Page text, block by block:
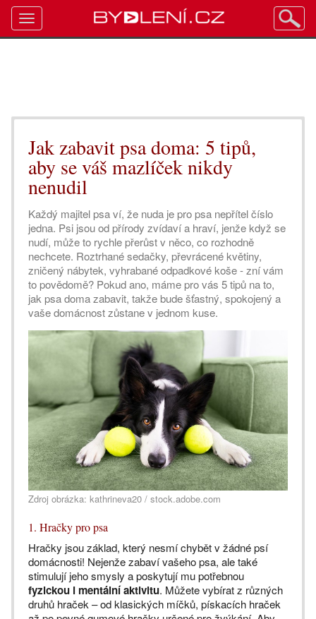
Jak zabavit psa doma: 5 tipů,
aby se váš mazlíček nikdy
nenudil
Každý majitel psa ví, že nuda je pro psa nepřítel číslo
jedna. Psi jsou od přírody zvídaví a hraví, jenže když se
nudí, může to rychle přerůst v něco, co rozhodně
nechcete. Roztrhané sedačky, převrácené květiny,
zničený nábytek, vyhrabané odpadkové koše - zní vám
to povědomě? Pokud ano, máme pro vás 5 tipů na to,
jak psa doma zabavit, takže bude šťastný, spokojený a
vaše domácnost zůstane v jednom kuse.
Zdroj obrázka: kathrineva20 / stock.adobe.com
1. Hračky pro psa
Hračky jsou základ, který nesmí chybět v žádné psí
domácnosti! Nejenže zabaví vašeho psa, ale také
stimulují jeho smysly a poskytují mu potřebnou
fyzickou i mentální aktivitu. Můžete vybírat z různých
druhů hraček – od klasických míčků, pískacích hraček
Toggle
navigation